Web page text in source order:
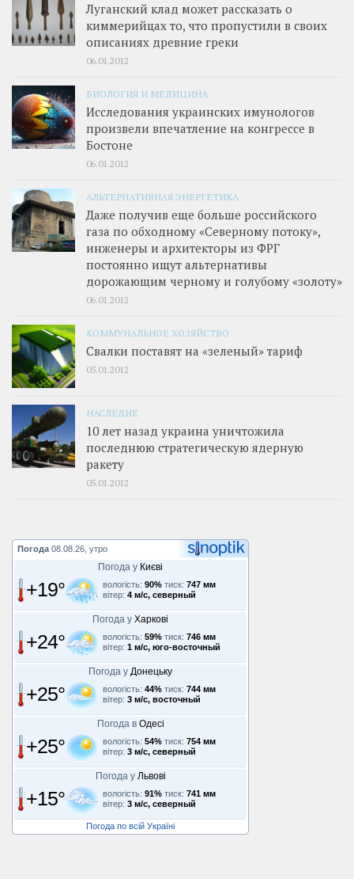
Луганский клад может рассказать о
киммерийцах то, что пропустили в своих
описаниях древние греки
06.01.2012
БИОЛОГИЯ И МЕДИЦИНА
Исследования украинских имунологов
произвели впечатление на конгрессе в
Бостоне
06.01.2012
АЛЬТЕРНАТИВНАЯ ЭНЕРГЕТИКА
Даже получив еще больше российского
газа по обходному «Северному потоку»,
инженеры и архитекторы из ФРГ
постоянно ищут альтернативы
дорожающим черному и голубому «золоту»
06.01.2012
КОММУНАЛЬНОЕ ХОЗЯЙСТВО
Свалки поставят на «зеленый» тариф
05.01.2012
НАСЛЕДИЕ
10 лет назад украина уничтожила
последнюю стратегическую ядерную
ракету
05.01.2012
Погода 08.08.26, утро
Погода у Києві
+19° вологість: 90% тиск: 747 мм
вітер: 4 м/с, северный
Погода у Харкові
+24° вологість: 59% тиск: 746 мм
вітер: 1 м/с, юго-восточный
Погода у Донецьку
+25° вологість: 44% тиск: 744 мм
вітер: 3 м/с, восточный
Погода в Одесі
+25° вологість: 54% тиск: 754 мм
вітер: 3 м/с, северный
Погода у Львові
+15° вологість: 91% тиск: 741 мм
вітер: 3 м/с, северный
Погода по всій Україні